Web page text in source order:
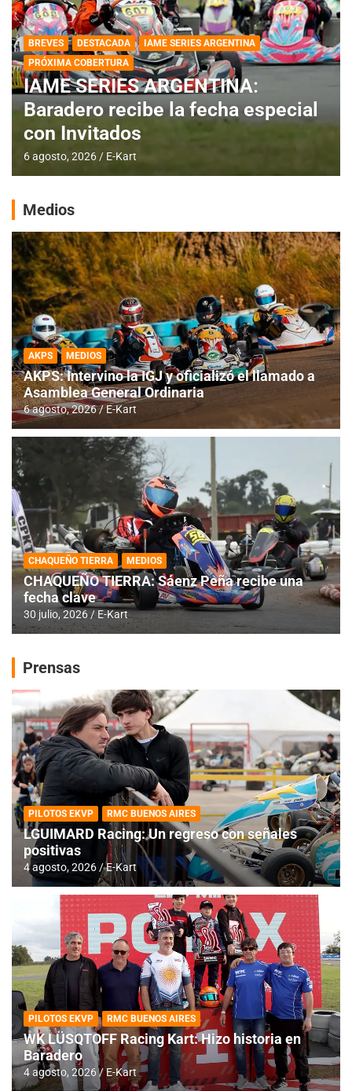
BREVES DESTACADA
IAME SERIES ARGENTINA
PRÓXIMA COBERTURA
IAME SERIES ARGENTINA:
Baradero recibe la fecha especial
con Invitados
6 agosto, 2026 E-Kart
Medios
AKPS MEDIOS
AKPS: Intervino la IGJ y oficializó el llamado a
Asamblea General Ordinaria
6 agosto, 2026 E-Kart
CHAQUEÑO TIERRA MEDIOS
CHAQUEÑO TIERRA: Sáenz Peña recibe una
fecha clave
30 julio, 2026 E-Kart
Prensas
PILOTOS EKVP RMC BUENOS AIRES
LGUIMARD Racing: Un regreso con señales
positivas
4 agosto, 2026 E-Kart
PILOTOS EKVP RMC BUENOS AIRES
WK LÜSQTOFF Racing Kart: Hizo historia en
Baradero
4 agosto, 2026 E-Kart